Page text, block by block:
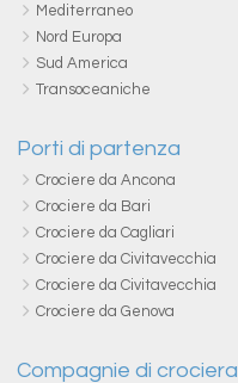
Mediterraneo
Nord Europa
Sud America
Transoceaniche
Porti di partenza
Crociere da Ancona
Crociere da Bari
Crociere da Cagliari
Crociere da Civitavecchia
Crociere da Civitavecchia
Crociere da Genova
Compagnie di crociera